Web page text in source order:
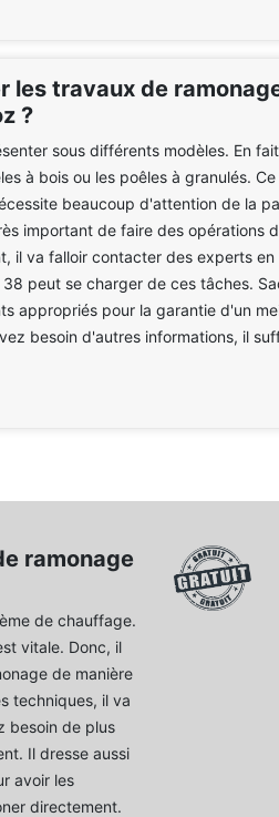
les travaux de
?
sous différents modèles. En
à bois ou les poêles à granulés.
beaucoup d'attention de la
important de faire des opérations
il va falloir contacter des experts en
38 peut se charger de ces tâches.
appropriés pour la garantie d'un
besoin d'autres informations, il
ramonage
de chauffage.
vitale. Donc, il
de manière
techniques, il va
besoin de plus
Il dresse aussi
avoir les
directement.